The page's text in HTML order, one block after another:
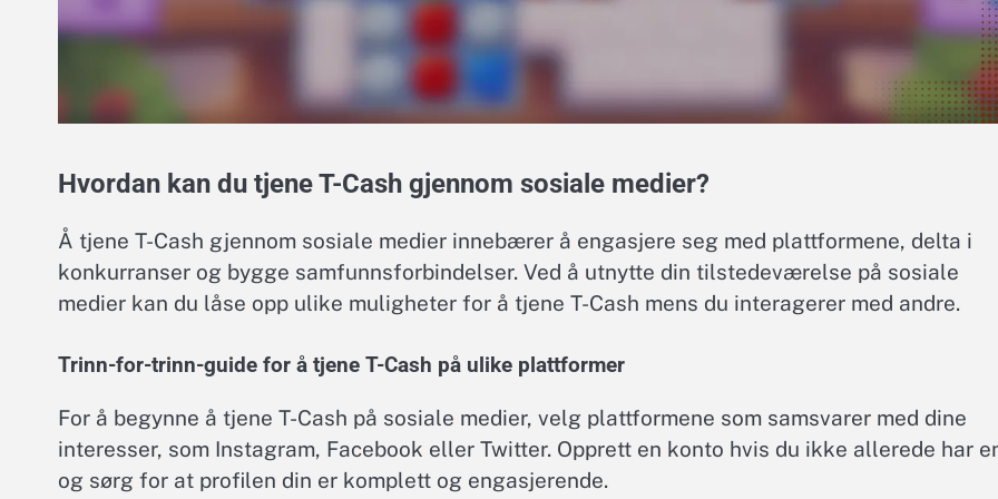
Hvordan kan du tjene T-Cash gjennom sosiale medier?
Å tjene T-Cash gjennom sosiale medier innebærer å engasjere seg med plattformene, delta i
konkurranser og bygge samfunnsforbindelser. Ved å utnytte din tilstedeværelse på sosiale
medier kan du låse opp ulike muligheter for å tjene T-Cash mens du interagerer med andre.
Trinn-for-trinn-guide for å tjene T-Cash på ulike plattformer
For å begynne å tjene T-Cash på sosiale medier, velg plattformene som samsvarer med dine
interesser, som Instagram, Facebook eller Twitter. Opprett en konto hvis du ikke allerede har
og sørg for at profilen din er komplett og engasjerende.